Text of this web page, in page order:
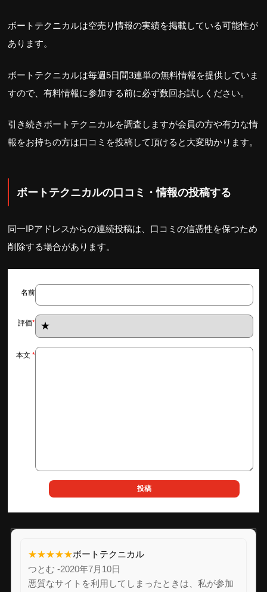
ボートテクニカルは空売り情報の実績を掲載している可能性が
あります。
ボートテクニカルは毎週5日間3連単の無料情報を提供していま
すので、有料情報に参加する前に必ず数回お試しください。
引き続きボートテクニカルを調査しますが会員の方や有力な情
報をお持ちの方は口コミを投稿して頂けると大変助かります。
ボートテクニカルの口コミ・情報の投稿する
同一IPアドレスからの連続投稿は、口コミの信憑性を保つため
削除する場合があります。
名前
評価
本文
★★★★★ボートテクニカル
つとむ -2020年7月10日
悪質なサイトを利用してしまったときは、私が参加